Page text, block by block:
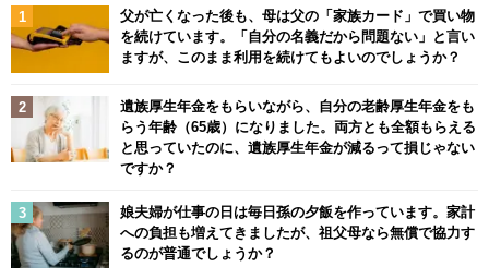
父が亡くなった後も、母は父の「家族カード」で買い物
を続けています。「自分の名義だから問題ない」と言い
ますが、このまま利用を続けてもよいのでしょうか？
遺族厚生年金をもらいながら、自分の老齢厚生年金をも
らう年齢（65歳）になりました。両方とも全額もらえる
と思っていたのに、遺族厚生年金が減るって損じゃない
ですか？
娘夫婦が仕事の日は毎日孫の夕飯を作っています。家計
への負担も増えてきましたが、祖父母なら無償で協力す
るのが普通でしょうか？